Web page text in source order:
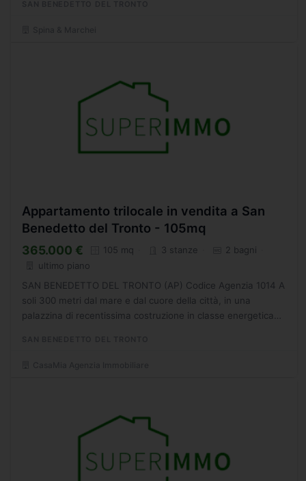
Appartamento trilocale in vendita a San
Benedetto del Tronto - 105mq
365.000 € 105 mq 3 stanze
2 bagni
ultimo piano
SAN BENEDETTO DEL TRONTO (AP) Codice Agenzia 1014 A
soli 300 metri dal mare e dal cuore della città, in una
palazzina di recentissima costruzione in classe energetica